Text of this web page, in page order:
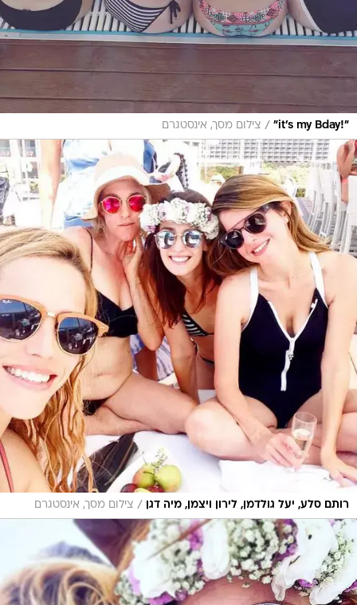
"!it's my Bday"
/ צילום מסך, אינסטגרם
רותם סלע, יעל גולדמן, לירון ויצמן, מיה דגן / צילום מסך, אינסטגרם